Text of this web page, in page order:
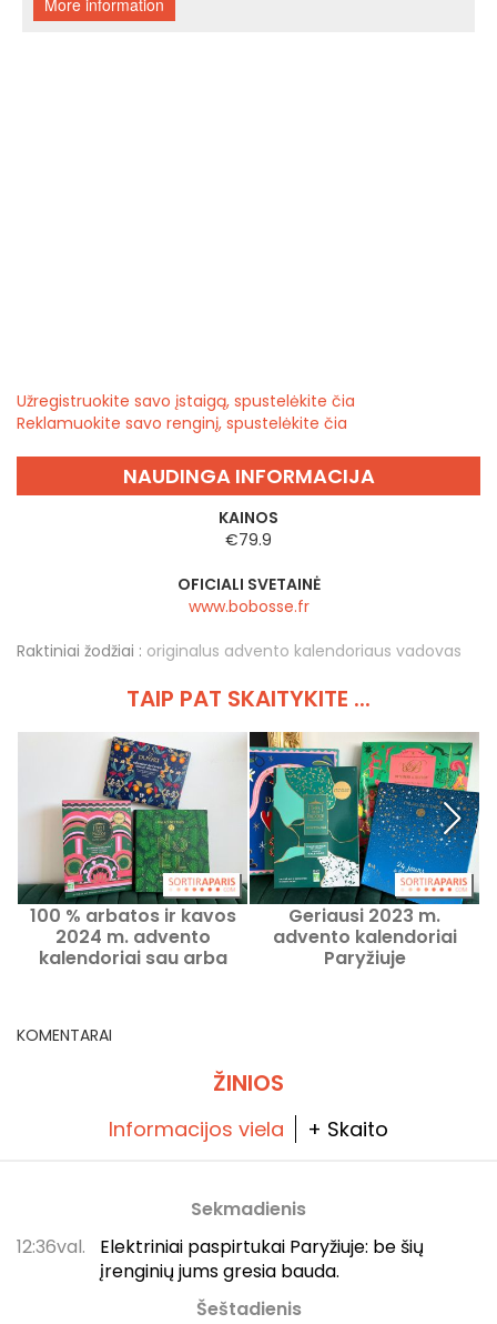
Užregistruokite savo įstaigą, spustelėkite čia
Reklamuokite savo renginį, spustelėkite čia
NAUDINGA INFORMACIJA
KAINOS
€79.9
OFICIALI SVETAINĖ
www.bobosse.fr
Raktiniai žodžiai : originalus advento kalendoriaus vadovas
TAIP PAT SKAITYKITE ...
100 % arbatos ir kavos
2024 m. advento
kalendoriai sau arba
Geriausi 2023 m.
advento kalendoriai
Paryžiuje
KOMENTARAI
ŽINIOS
Informacijos viela + Skaito
Sekmadienis
12:36val.
Elektriniai paspirtukai Paryžiuje: be šių
įrenginių jums gresia bauda.
Šeštadienis